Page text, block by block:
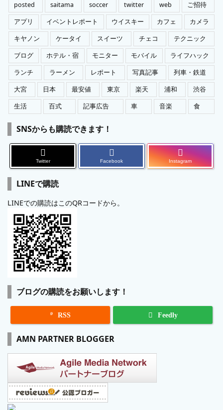
posted
saitama soccer twitter web
ご招待
アプリ
イベントレポート ウイスキー カフェ
カメラ
キヤノン
ケータイ スイーツ チェコ
テクニック
ブログ
ホテル・宿 モニター モバイル
ライフハック
ランチ
ラーメン レポート 写真記事
列車・鉄道
大宮
日本 最安値 東京 楽天 浦和
渋谷
生活
百式 記事広告 車 音楽 食
SNSからも購読できます！
Twitter Facebook Instagram
LINEで購読
LINEでの購読はこのQRコードから。
ブログの購読をお願いします！
 RSS Feedly
AMN PARTNER BLOGGER